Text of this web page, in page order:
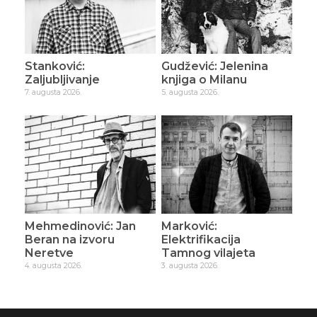
Stanković:
Zaljubljivanje
7. augusta 2026.
Gudžević: Jelenina
knjiga o Milanu
5. augusta 2026.
Mehmedinović: Jan
Beran na izvoru
Neretve
4. augusta 2026.
Marković:
Elektrifikacija
Tamnog vilajeta
3. augusta 2026.